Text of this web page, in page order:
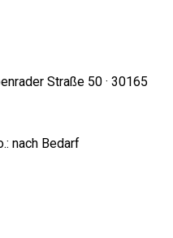
Straße 50 · 30165
nach Bedarf